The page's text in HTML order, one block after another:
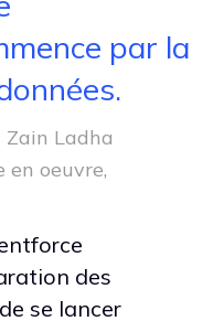
par la
Zain Ladha
en oeuvre,
des
se lancer